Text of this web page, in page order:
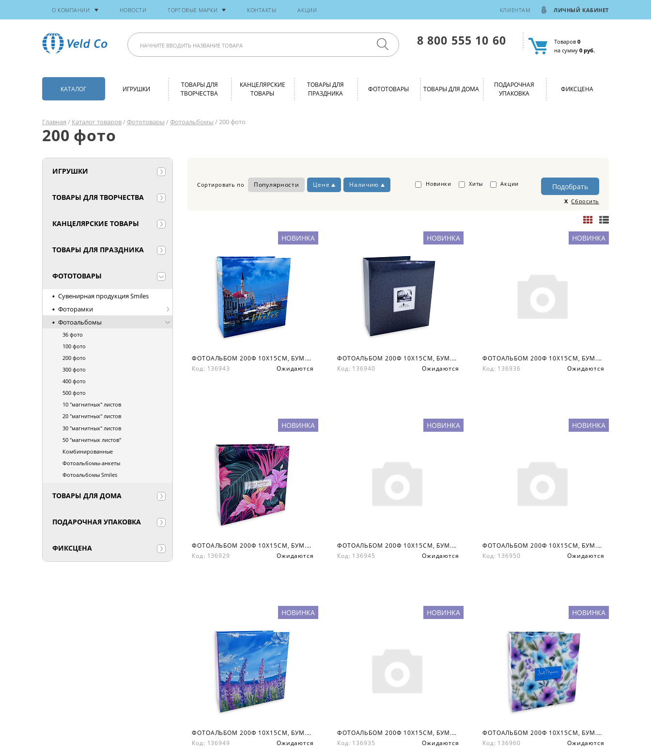
О КОМПАНИИ НОВОСТИ ТОРГОВЫЕ МАРКИ КОНТАКТЫ АКЦИИ КЛИЕНТАМ ЛИЧНЫЙ КАБИНЕТ
8 800 555 10 60 Товаров0
на сумму0 руб.
КАТАЛОГ ИГРУШКИ
ТОВАРЫ ДЛЯ
ТВОРЧЕСТВА
КАНЦЕЛЯРСКИЕ
ТОВАРЫ
ТОВАРЫ ДЛЯ
ПРАЗДНИКА
ФОТОТОВАРЫ ТОВАРЫ ДЛЯ ДОМА
ПОДАРОЧНАЯ
УПАКОВКА
ФИКСЦЕНА
Главная / Каталог товаров/Фототовары /Фотоальбомы / 200 фото
200 фото
ИГРУШКИ
ТОВАРЫ ДЛЯ ТВОРЧЕСТВА
КАНЦЕЛЯРСКИЕ ТОВАРЫ
ТОВАРЫ ДЛЯ ПРАЗДНИКА
ФОТОТОВАРЫ
Сувенирная продукция Smiles
Фоторамки
Фотоальбомы
36 фото
100 фото
200 фото
300 фото
400 фото
500 фото
10 "магнитных" листов
20 "магнитных" листов
30 "магнитных" листов
50 "магнитных листов"
Комбинированные
Фотоальбомы-анкеты
Фотоальбомы Smiles
ТОВАРЫ ДЛЯ ДОМА
ПОДАРОЧНАЯ УПАКОВКА
ФИКСЦЕНА
Сортировать по Популярности Цене Наличию
Сбросить
Новинки Хиты Акции
ФОТОАЛЬБОМ 200Ф 10X15СМ, БУМ.КАРМ.С МЕМО, КНИЖН. ПЕР-Т
Код: 136943
Ожидаются
НОВИНКА
ФОТОАЛЬБОМ 200Ф 10X15СМ, БУМ.КАРМ.С МЕМО, КНИЖН. ПЕР-Т
Код: 136940
Ожидаются
НОВИНКА
ФОТОАЛЬБОМ 200Ф 10X15СМ, БУМ.КАРМ.С МЕМО, КНИЖН. ПЕР-Т
Код: 136936
Ожидаются
НОВИНКА
ФОТОАЛЬБОМ 200Ф 10X15СМ, БУМ.КАРМ.С МЕМО, КНИЖН. ПЕР-Т
Код: 136929
Ожидаются
НОВИНКА
ФОТОАЛЬБОМ 200Ф 10X15СМ, БУМ.КАРМ.С МЕМО, КНИЖН. ПЕР-Т
Код: 136945
Ожидаются
НОВИНКА
ФОТОАЛЬБОМ 200Ф 10X15СМ, БУМ.КАРМ.С МЕМО, КНИЖН. ПЕР-Т
Код: 136950
Ожидаются
НОВИНКА
ФОТОАЛЬБОМ 200Ф 10X15СМ, БУМ.КАРМ.С МЕМО, КНИЖН. ПЕР-Т
Код: 136949
Ожидаются
НОВИНКА
ФОТОАЛЬБОМ 200Ф 10X15СМ, БУМ.КАРМ.С МЕМО, КНИЖН. ПЕР-Т
Код: 136935
Ожидаются
НОВИНКА
ФОТОАЛЬБОМ 200Ф 10X15СМ, БУМ.КАРМ.С МЕМО, КНИЖН. ПЕР-Т
Код: 136960
Ожидаются
НОВИНКА